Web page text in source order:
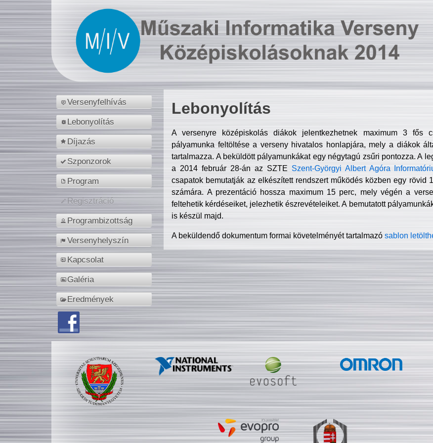
Versenyfelhívás
Lebonyolítás
Díjazás
Szponzorok
Program
Regisztráció
Programbizottság
Versenyhelyszín
Kapcsolat
Galéria
Eredmények
Lebonyolítás
A versenyre középiskolás diákok jelentkezhetnek maximum 3 fős
pályamunka feltöltése a verseny hivatalos honlapjára, mely a diákok
tartalmazza. A beküldött pályamunkákat egy négytagú zsűri pontozza. A
a 2014 február 28-án az SZTE Szent-Györgyi Albert Agóra
csapatok bemutatják az elkészített rendszert működés közben egy rövid
számára. A prezentáció hossza maximum 15 perc, mely végén a
feltehetik kérdéseiket, jelezhetik észrevételeiket. A bemutatott
is készül majd.
A beküldendő dokumentum formai követelményét tartalmazósablon